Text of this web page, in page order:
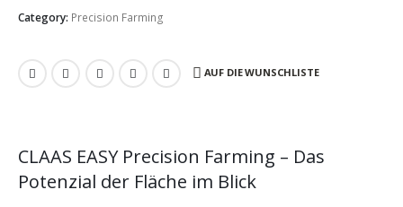
Category: Precision Farming
AUF DIE WUNSCHLISTE
CLAAS EASY Precision Farming – Das
Potenzial der Fläche im Blick